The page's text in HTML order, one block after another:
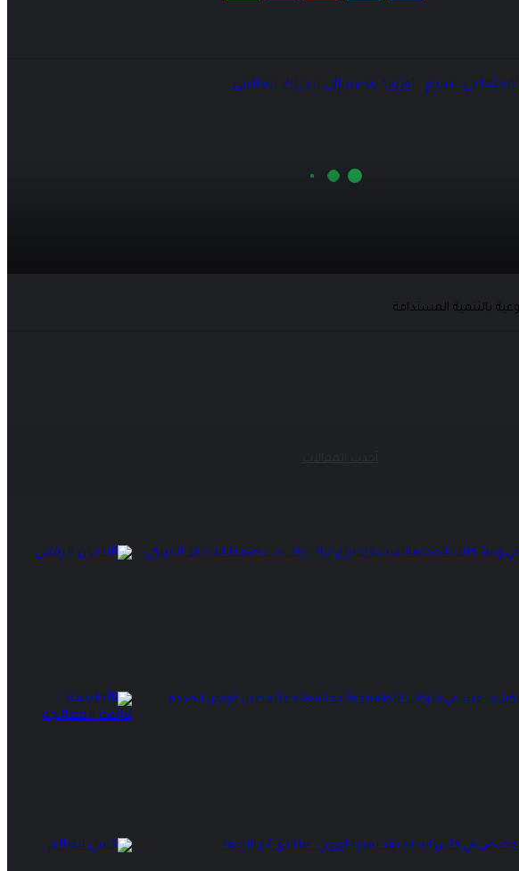
تتسع.. أوروبا تنضم إلى الحراك العالمي
بالتنمية المستدامة
ومشكلات الصحة النفسية تطبيق تيك توك تحت ضغط القضاء الأمريكي
حصص في كأس العالم بعد تهديد أوروبي.. ما الذي أثار الأزمة؟